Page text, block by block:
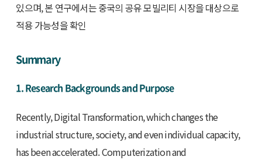
있으며, 본 연구에서는 중국의 공유 모빌리티 시장을 대상으로
적용 가능성을 확인
Summary
1. Research Backgrounds and Purpose
Recently, Digital Transformation, which changes the
industrial structure, society, and even individual capacity,
has been accelerated. Computerization and